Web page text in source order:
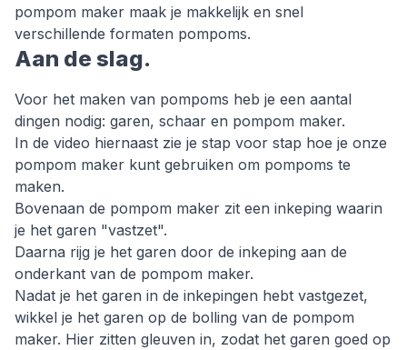
pompom maker maak je makkelijk en snel
verschillende formaten pompoms.
Aan de slag.
Voor het maken van pompoms heb je een aantal
dingen nodig: garen, schaar en pompom maker.
In de video hiernaast zie je stap voor stap hoe je onze
pompom maker kunt gebruiken om pompoms te
maken.
Bovenaan de pompom maker zit een inkeping waarin
je het garen "vastzet".
Daarna rijg je het garen door de inkeping aan de
onderkant van de pompom maker.
Nadat je het garen in de inkepingen hebt vastgezet,
wikkel je het garen op de bolling van de pompom
maker. Hier zitten gleuven in, zodat het garen goed op